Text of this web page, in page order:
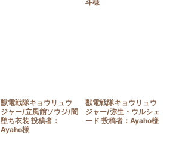
斗様
獣電戦隊キョウリュウ
ジャー/立風館ソウジ/闇
堕ち衣装 投稿者：
Ayaho様
獣電戦隊キョウリュウ
ジャー/弥生・ウルシェ
ード 投稿者：Ayaho様